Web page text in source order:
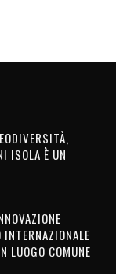
ISOLA È UN
LUOGO COMUNE